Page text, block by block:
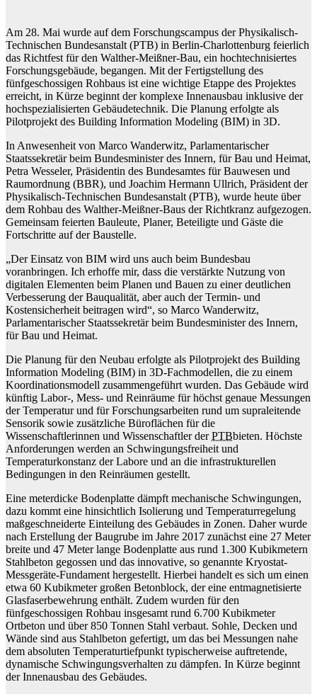
Am 28. Mai wurde auf dem Forschungscampus der Physikalisch-
Technischen Bundesanstalt (PTB) in Berlin-Charlottenburg feierlich
das Richtfest für den Walther-Meißner-Bau, ein hochtechnisiertes
Forschungsgebäude, begangen. Mit der Fertigstellung des
fünfgeschossigen Rohbaus ist eine wichtige Etappe des Projektes
erreicht, in Kürze beginnt der komplexe Innenausbau inklusive der
hochspezialisierten Gebäudetechnik. Die Planung erfolgte als
Pilotprojekt des Building Information Modeling (BIM) in 3D.
In Anwesenheit von Marco Wanderwitz, Parlamentarischer
Staatssekretär beim Bundesminister des Innern, für Bau und Heimat,
Petra Wesseler, Präsidentin des Bundesamtes für Bauwesen und
Raumordnung (BBR), und Joachim Hermann Ullrich, Präsident der
Physikalisch-Technischen Bundesanstalt (PTB), wurde heute über
dem Rohbau des Walther-Meißner-Baus der Richtkranz aufgezogen.
Gemeinsam feierten Bauleute, Planer, Beteiligte und Gäste die
Fortschritte auf der Baustelle.
„Der Einsatz von BIM wird uns auch beim Bundesbau
voranbringen. Ich erhoffe mir, dass die verstärkte Nutzung von
digitalen Elementen beim Planen und Bauen zu einer deutlichen
Verbesserung der Bauqualität, aber auch der Termin- und
Kostensicherheit beitragen wird“, so Marco Wanderwitz,
Parlamentarischer Staatssekretär beim Bundesminister des Innern,
für Bau und Heimat.
Die Planung für den Neubau erfolgte als Pilotprojekt des Building
Information Modeling (BIM) in 3D-Fachmodellen, die zu einem
Koordinationsmodell zusammengeführt wurden. Das Gebäude wird
künftig Labor-, Mess- und Reinräume für höchst genaue Messungen
der Temperatur und für Forschungsarbeiten rund um supraleitende
Sensorik sowie zusätzliche Büroflächen für die
Wissenschaftlerinnen und Wissenschaftler derPTBbieten. Höchste
Anforderungen werden an Schwingungsfreiheit und
Temperaturkonstanz der Labore und an die infrastrukturellen
Bedingungen in den Reinräumen gestellt.
Eine meterdicke Bodenplatte dämpft mechanische Schwingungen,
dazu kommt eine hinsichtlich Isolierung und Temperaturregelung
maßgeschneiderte Einteilung des Gebäudes in Zonen. Daher wurde
nach Erstellung der Baugrube im Jahre 2017 zunächst eine 27 Meter
breite und 47 Meter lange Bodenplatte aus rund 1.300 Kubikmetern
Stahlbeton gegossen und das innovative, so genannte Kryostat-
Messgeräte-Fundament hergestellt. Hierbei handelt es sich um einen
etwa 60 Kubikmeter großen Betonblock, der eine entmagnetisierte
Glasfaserbewehrung enthält. Zudem wurden für den
fünfgeschossigen Rohbau insgesamt rund 6.700 Kubikmeter
Ortbeton und über 850 Tonnen Stahl verbaut. Sohle, Decken und
Wände sind aus Stahlbeton gefertigt, um das bei Messungen nahe
dem absoluten Temperaturtiefpunkt typischerweise auftretende,
dynamische Schwingungsverhalten zu dämpfen. In Kürze beginnt
der Innenausbau des Gebäudes.